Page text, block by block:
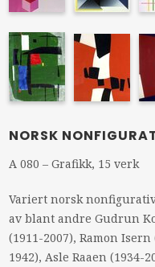
NORSK
A 080 – Grafikk, 15 verk
Variert norsk
av blant andre Gudrun
(1911-2007), Ramon
1942), Asle Raaen (1934-